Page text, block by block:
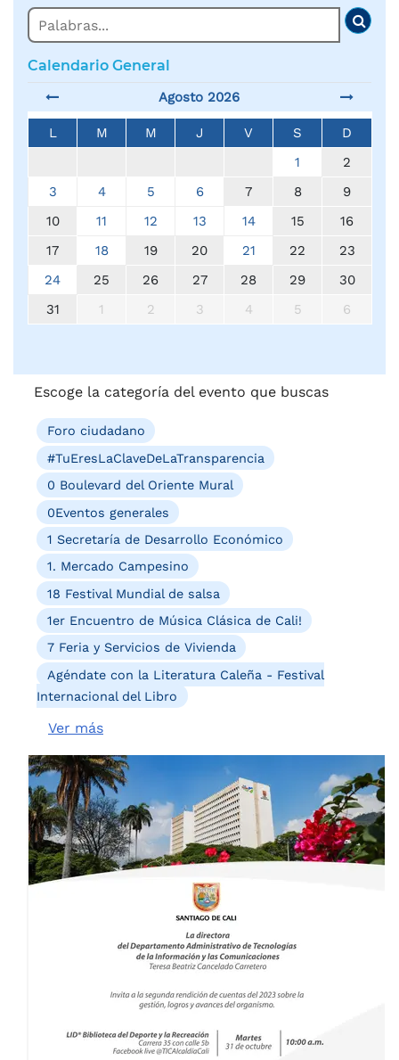
Buscar
Calendario General
Agosto 2026
L M M J V S
D
1
2
3
4 5 6 7 8
9
10
11 12 13 14 15
16
17
18 19 20 21 22
23
24
25 26 27 28 29
30
31
1 2 3 4 5 6
Escoge la categoría del evento que buscas
Foro ciudadano
#TuEresLaClaveDeLaTransparencia
0 Boulevard del Oriente Mural
0Eventos generales
1 Secretaría de Desarrollo Económico
1. Mercado Campesino
18 Festival Mundial de salsa
1er Encuentro de Música Clásica de Cali!
7 Feria y Servicios de Vivienda
Agéndate con la Literatura Caleña - Festival
Internacional del Libro
Ver más